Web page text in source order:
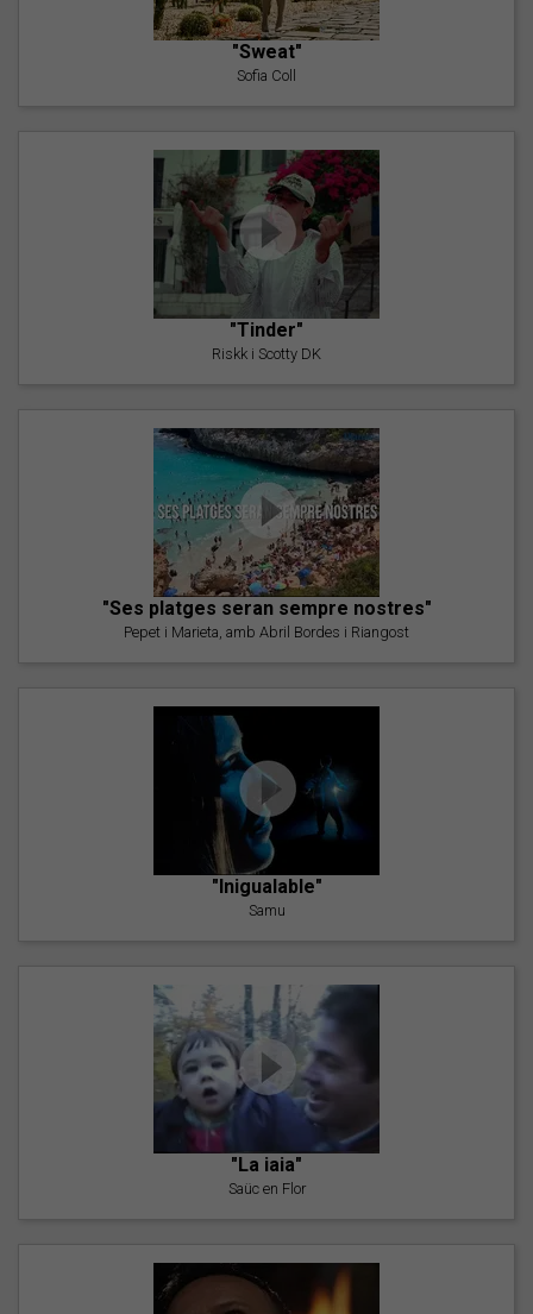
"Sweat"
Sofia Coll
"Tinder"
Riskk i Scotty DK
"Ses platges seran sempre nostres"
Pepet i Marieta, amb Abril Bordes i Riangost
"Inigualable"
Samu
"La iaia"
Saüc en Flor